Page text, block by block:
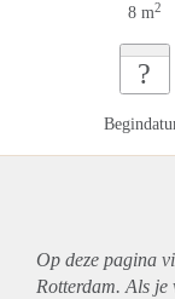
8 m2
?
Op deze pagina
Rotterdam. Als je